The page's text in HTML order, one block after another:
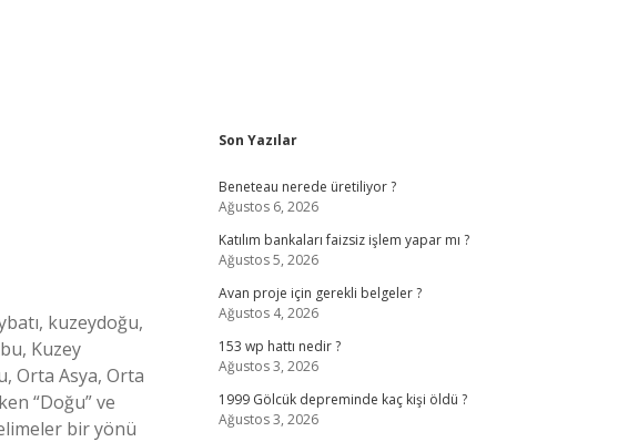
kuzeydoğu,
Kuzey
Orta Asya, Orta
“Doğu” ve
bir yönü
Sidebar
Son Yazılar
Beneteau nerede üretiliyor ?
Ağustos 6, 2026
Katılım bankaları faizsiz işlem yapar mı ?
Ağustos 5, 2026
Avan proje için gerekli belgeler ?
Ağustos 4, 2026
153 wp hattı nedir ?
Ağustos 3, 2026
1999 Gölcük depreminde kaç kişi öldü ?
Ağustos 3, 2026